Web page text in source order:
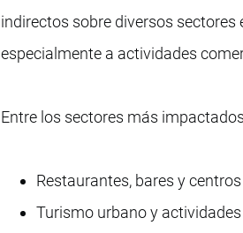
indirectos sobre diversos
especialmente a actividades
Entre los sectores más
Restaurantes, bares y
Turismo urbano y